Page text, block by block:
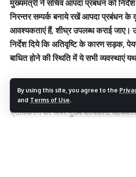
By using this site, you agree to the
and Terms of Use.
मुख्यमंत्री ने सचिव आपदा प्रबंधन को निर्देश
निरन्तर सम्पर्क बनाये रखें आपदा प्रबंधन के
आवश्यकताएं हैं, शीघ्र उपलब्ध कराई जाए।
निर्देश दिये कि अतिवृष्टि के कारण सड़क,
बाधित होने की स्थिति में ये सभी व्यवस्थाएं
इस अवसर पर अपर मुख्य सचिव श्रीमती
प्रबंधन डॉ. रंजीत सिन्हा, श्री विनय शंकर
प्राधिकरण की अपर मुख्य कार्यकारी